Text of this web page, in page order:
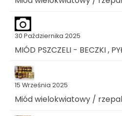
30 Października 2025
MIÓD PSZCZELI - BECZKI ,
15 Września 2025
Miód wielokwiatowy /